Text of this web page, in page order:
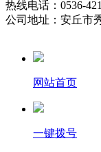
热线电话：0536-
公司地址：安丘市
网站首页
一键拨号